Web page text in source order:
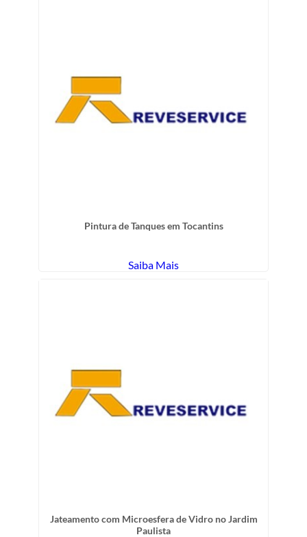
Pintura de Tanques em Tocantins
Saiba Mais
Jateamento com Microesfera de Vidro no Jardim
Paulista